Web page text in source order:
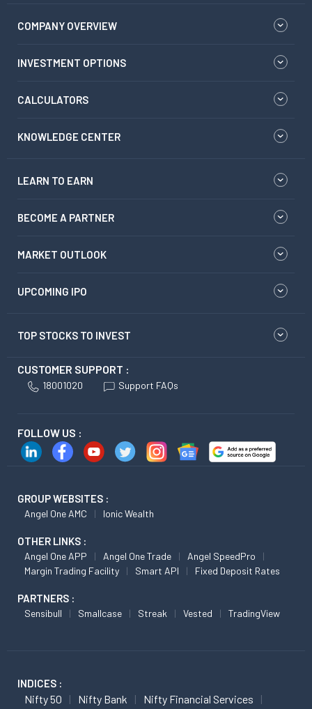
COMPANY OVERVIEW
INVESTMENT OPTIONS
CALCULATORS
KNOWLEDGE CENTER
LEARN TO EARN
BECOME A PARTNER
MARKET OUTLOOK
UPCOMING IPO
TOP STOCKS TO INVEST
CUSTOMER SUPPORT :
18001020 Support FAQs
FOLLOW US :
GROUP WEBSITES :
Angel One AMC Ionic Wealth
OTHER LINKS :
Angel One APP Angel One Trade
Angel SpeedPro
Margin Trading Facility
Smart API Fixed Deposit Rates
PARTNERS :
Sensibull Smallcase Streak Vested TradingView
INDICES :
Nifty 50 Nifty Bank
Nifty Financial Services